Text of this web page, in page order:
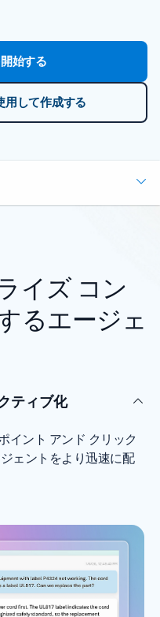
始する
して作成する
イズ コン
るエージェ
ティブ化
イント アンド クリック
ェントをより迅速に配